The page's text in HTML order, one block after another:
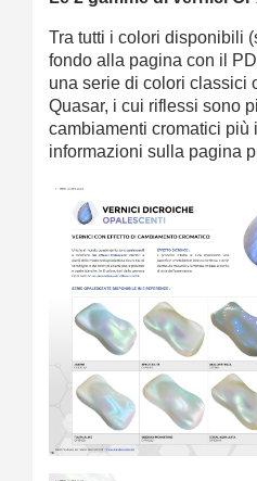
Tra tutti i colori disponibili
fondo alla pagina con il
una serie di colori classici
Quasar, i cui riflessi sono
cambiamenti cromatici più
informazioni sulla pagina